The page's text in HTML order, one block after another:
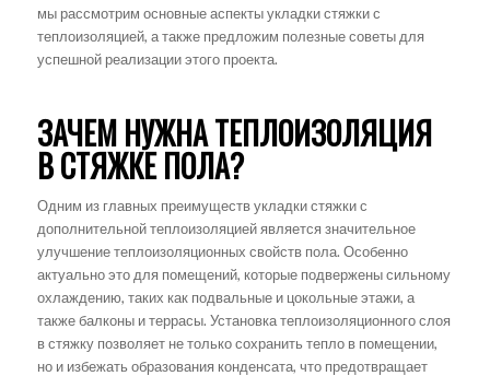
мы рассмотрим основные аспекты укладки стяжки с
теплоизоляцией, а также предложим полезные советы для
успешной реализации этого проекта.
ЗАЧЕМ НУЖНА ТЕПЛОИЗОЛЯЦИЯ
В СТЯЖКЕ ПОЛА?
Одним из главных преимуществ укладки стяжки с
дополнительной теплоизоляцией является значительное
улучшение теплоизоляционных свойств пола. Особенно
актуально это для помещений, которые подвержены сильному
охлаждению, таких как подвальные и цокольные этажи, а
также балконы и террасы. Установка теплоизоляционного слоя
в стяжку позволяет не только сохранить тепло в помещении,
но и избежать образования конденсата, что предотвращает